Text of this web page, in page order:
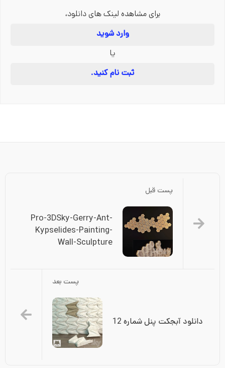
برای مشاهده لینک های دانلود،
وارد شوید
یا
ثبت نام کنید.
پست قبل
Pro-3DSky-Gerry-Ant-
Kypselides-Painting-
Wall-Sculpture
پست بعد
دانلود آبجکت پنل شماره 12